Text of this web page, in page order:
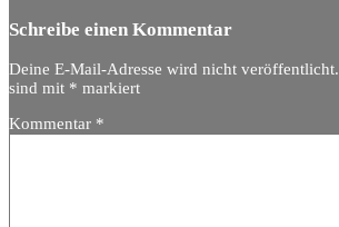
Schreibe einen Kommentar
Deine E-Mail-Adresse wird nicht veröffentlicht.
sind mit * markiert
Kommentar *